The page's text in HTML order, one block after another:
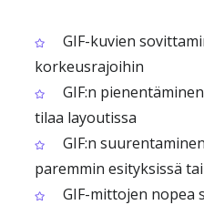
GIF-kuvien
korkeusrajoihin
GIF:n
tilaa layoutissa
GIF:n
paremmin esityksissä
GIF-mittojen nopea